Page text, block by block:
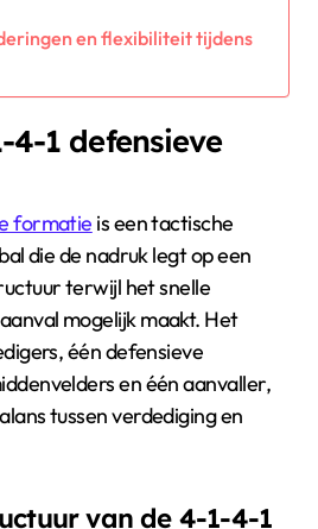
en flexibiliteit tijdens
4-1 defensieve
formatie is een tactische
die de nadruk legt op een
terwijl het snelle
mogelijk maakt. Het
één defensieve
en één aanvaller,
tussen verdediging en
van de 4-1-4-1